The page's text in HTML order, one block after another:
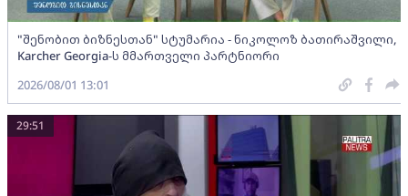
"შენობით ბიზნესთან" სტუმარია - ნიკოლოზ ბათირაშვილი,
Karcher Georgia-ს მმართველი პარტნიორი
2026/08/01 13:01
29:51